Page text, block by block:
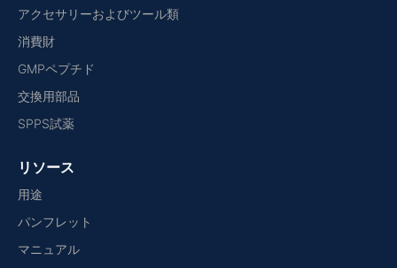
アクセサリーおよびツール類
消費財
GMPペプチド
交換用部品
SPPS試薬
リソース
用途
パンフレット
マニュアル